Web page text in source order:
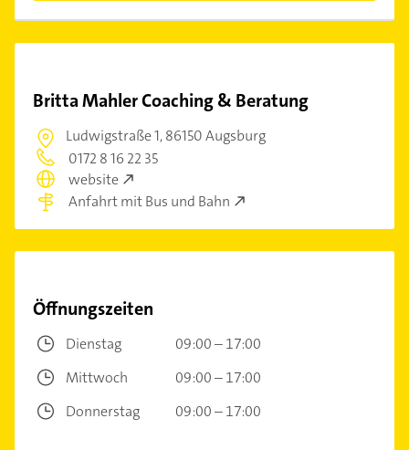
Britta Mahler Coaching & Beratung
Ludwigstraße 1,86150 Augsburg
0172 8 16 22 35
website
Anfahrt mit Bus und Bahn
Öffnungszeiten
Dienstag
09:00 – 17:00
Mittwoch
09:00 – 17:00
Donnerstag
09:00 – 17:00